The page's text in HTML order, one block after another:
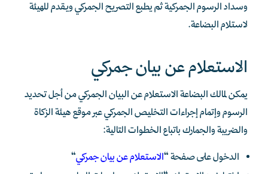
وسداد الرسوم الجمركية ثم يطبع التصريح الجمركي ويقدم للهيئة
لاستلام البضاعة.
الاستعلام عن بيان جمركي
يمكن لمالك البضاعة الاستعلام عن البيان الجمركي من أجل تحديد
الرسوم وإتمام إجراءات التخليص الجمركي عبر موقع هيئة الزكاة
والضريبة والجمارك باتباع الخطوات التالية:
الدخول على صفحة “الاستعلام عن بيان جمركي“